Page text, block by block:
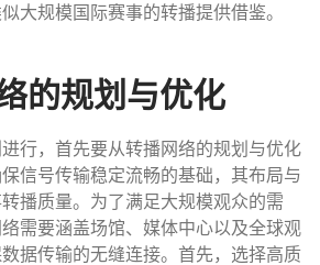
大规模国际赛事的转播提供借鉴。
的规划与优化
行，首先要从转播网络的规划与优化
信号传输稳定流畅的基础，其布局与
播质量。为了满足大规模观众的需
需要涵盖场馆、媒体中心以及全球观
据传输的无缝连接。首先，选择高质